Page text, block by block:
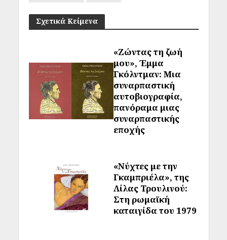
Σχετικά Κείμενα
«Ζώντας τη ζωή
μου», Έμμα
Γκόλντμαν: Μια
συναρπαστική
αυτοβιογραφία,
πανόραμα μιας
συναρπαστικής
εποχής
«Νύχτες με την
Γκαμπριέλα», της
Λίλας Τρουλινού:
Στη ρωμαϊκή
καταιγίδα του 1979